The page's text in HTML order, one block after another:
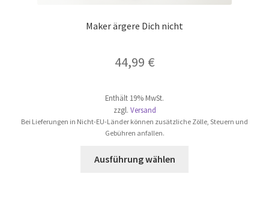
Maker ärgere Dich nicht
44,99 €
Enthält 19% MwSt.
zzgl. Versand
Bei Lieferungen in Nicht-EU-Länder können zusätzliche Zölle, Steuern und
Gebühren anfallen.
Ausführung wählen